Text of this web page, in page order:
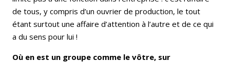
de tous, y compris d’un ouvrier de production, le tout
étant surtout une affaire d’attention à l’autre et de ce qui
a du sens pour lui !
Où en est un groupe comme le vôtre, sur